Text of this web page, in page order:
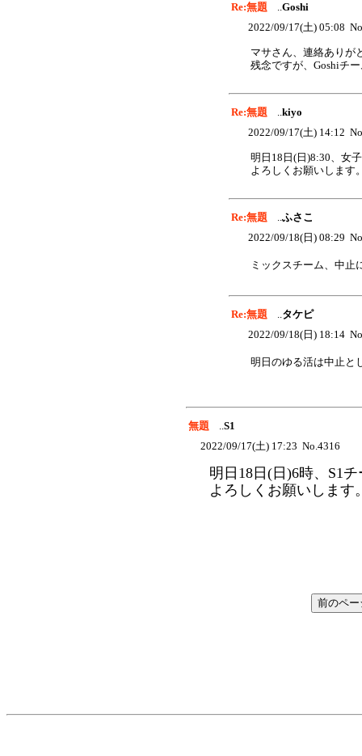
Re:無題 ..Goshi
2022/09/17(土) 05:08
マサさん、連絡ありが
残念ですが、Goshiチ
Re:無題 ..kiyo
2022/09/17(土) 14:12
明日18日(日)8:30、女
よろしくお願いします
Re:無題 ..ふさこ
2022/09/18(日) 08:29
ミックスチーム、中止
Re:無題 ..タケピ
2022/09/18(日) 18:14
明日のゆる活は中止と
無題 ..S1
2022/09/17(土) 17:23 No.4316
明日18日(日)6時、S1
よろしくお願いします